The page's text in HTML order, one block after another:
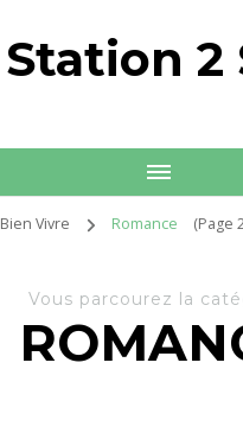
Station 2
Bien Vivre Romance (Page
Vous parcourez la